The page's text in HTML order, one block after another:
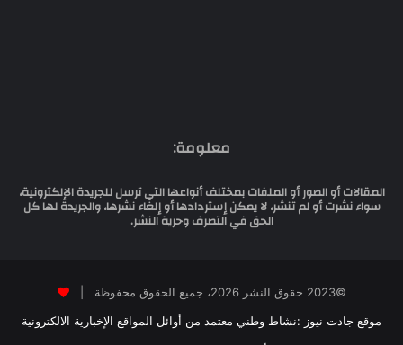
معلومة:
المقالات أو الصور أو الملفات بمختلف أنواعها التي ترسل للجريدة الإلكترونية،
سواء نشرت أو لم تنشر، لا يمكن إستردادها أو إلغاء نشرها، والجريدة لها كل
الحق في التصرف وحرية النشر.
©2023 حقوق النشر 2026، جميع الحقوق محفوظة |
موقع جادت نيوز :نشاط وطني معتمد من أوائل المواقع الإخبارية الالكترونية